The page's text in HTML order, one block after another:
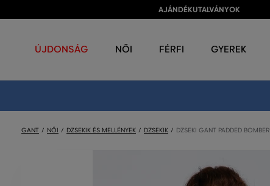
AJÁNDÉKUTALVÁNYOK
ÚJDONSÁG NŐI FÉRFI GYEREK
GANT NŐI DZSEKIK ÉS MELLÉNYEK DZSEKIK DZSEKI GANT PADDED BOMBER